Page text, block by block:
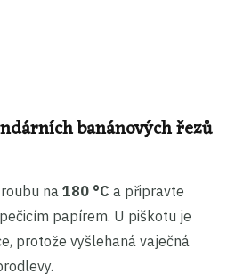
banánových řezů
na 180 °C a připravte
papírem. U piškotu je
protože vyšlehaná vaječná